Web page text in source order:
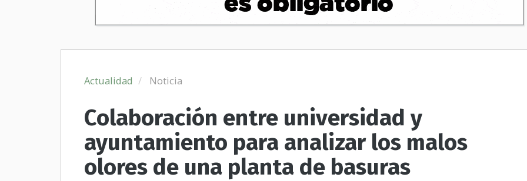
Actualidad Noticia
Colaboración entre universidad y
ayuntamiento para analizar los malos
olores de una planta de basuras